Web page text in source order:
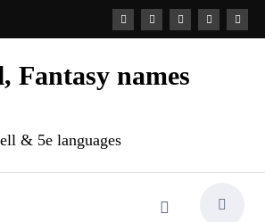
Fantasy names
& 5e languages